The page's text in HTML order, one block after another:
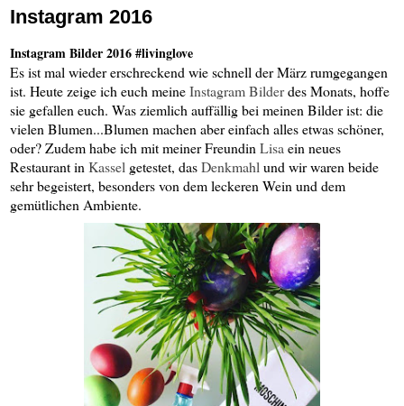
Instagram 2016
Instagram Bilder 2016 #livinglove
Es ist mal wieder erschreckend wie schnell der März rumgegangen
ist. Heute zeige ich euch meineInstagram Bilderdes Monats, hoffe
sie gefallen euch. Was ziemlich auffällig bei meinen Bilder ist: die
vielen Blumen...Blumen machen aber einfach alles etwas schöner,
oder? Zudem habe ich mit meiner Freundin Lisa ein neues
Restaurant in Kassel getestet, dasDenkmahl und wir waren beide
sehr begeistert, besonders von dem leckeren Wein und dem
gemütlichen Ambiente.